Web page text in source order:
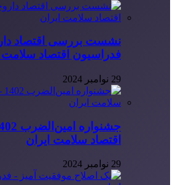
نشست بررسی اقتصاد
فدراسیون اقتصاد سلامت
29 نوامبر 2024
اقتصاد سلامت ایران
29 نوامبر 2024